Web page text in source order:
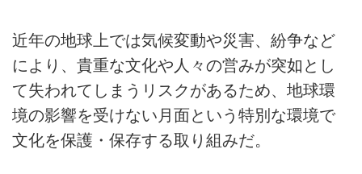
近年の地球上では気候変動や災害、紛争など
により、貴重な文化や人々の営みが突如とし
て失われてしまうリスクがあるため、地球環
境の影響を受けない月面という特別な環境で
文化を保護・保存する取り組みだ。